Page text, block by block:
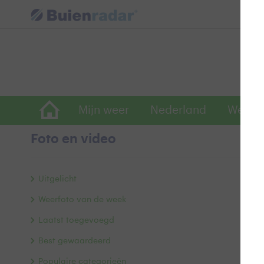
Mijn weer Nederland
Foto en video
Uitgelicht
Weerfoto van de week
Laatst toegevoegd
Best gewaardeerd
Populaire categorieën